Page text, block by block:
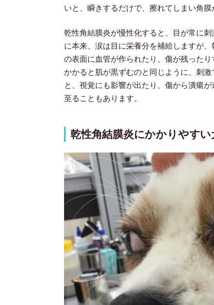
いと、瞬きするだけで、擦れてしまい角膜
乾性角結膜炎が慢性化すると、目が常に
に本来、涙は目に栄養分を補給しますが
の表面に血管が作られたり、傷が残った
かかると肌が黒ずむのと同じように、刺
と、視覚にも影響が出たり、傷から潰瘍
至ることもあります。
乾性角結膜炎にかかりやすい